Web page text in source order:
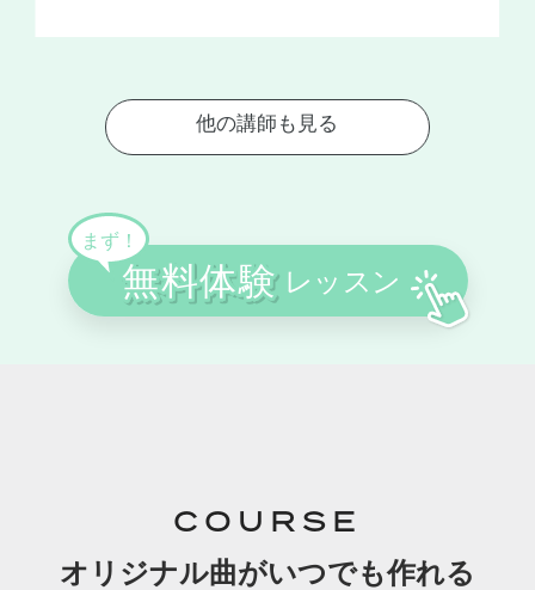
COURSE
オリジナル曲がいつでも作れる